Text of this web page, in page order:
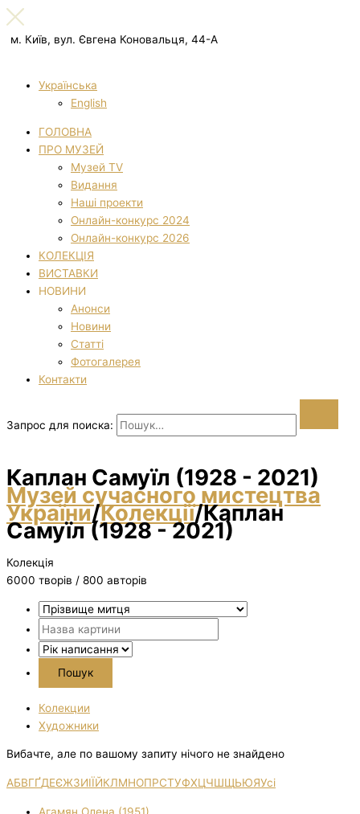
м. Київ, вул. Євгена Коновальця, 44-А
Українська
English
ГОЛОВНА
ПРО МУЗЕЙ
Музей TV
Видання
Наші проекти
Онлайн-конкурс 2024
Онлайн-конкурс 2026
КОЛЕКЦІЯ
ВИСТАВКИ
НОВИНИ
Анонси
Новини
Статті
Фотогалерея
Контакти
Запрос для поиска:
Каплан Самуїл (1928 - 2021)
Музей сучасного мистецтва
України/Колекції/Каплан
Самуїл (1928 - 2021)
Колекція
6000 творiв / 800 авторів
Колекции
Художники
Вибачте, але по вашому запиту нічого не знайдено
АБВГҐДЕЄЖЗИІЇЙКЛМНОПРСТУФХЦЧШЩЬЮЯУсі
Агамян Олена (1951)